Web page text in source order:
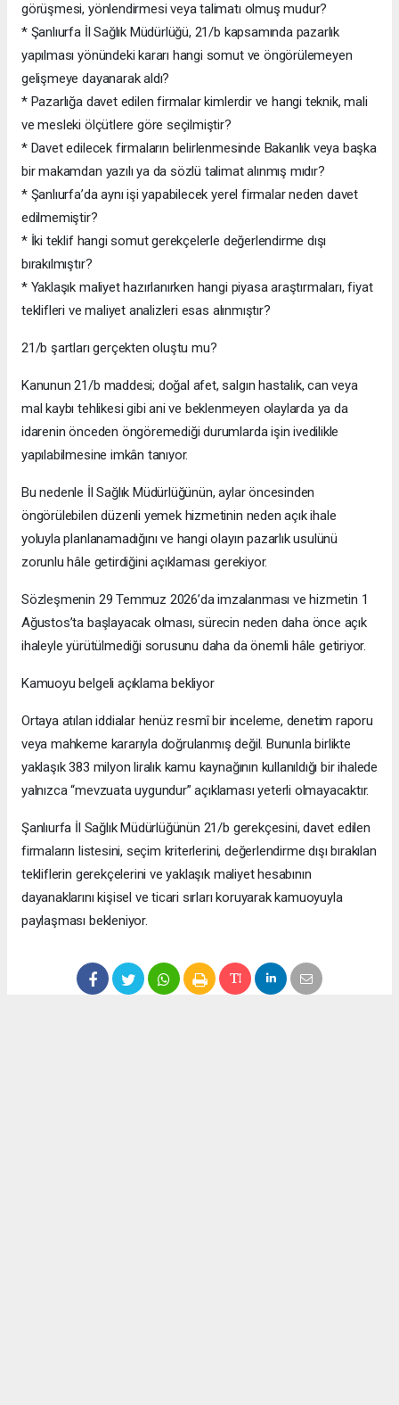
görüşmesi, yönlendirmesi veya talimatı olmuş mudur?
* Şanlıurfa İl Sağlık Müdürlüğü, 21/b kapsamında pazarlık
yapılması yönündeki kararı hangi somut ve öngörülemeyen
gelişmeye dayanarak aldı?
* Pazarlığa davet edilen firmalar kimlerdir ve hangi teknik, mali
ve mesleki ölçütlere göre seçilmiştir?
* Davet edilecek firmaların belirlenmesinde Bakanlık veya başka
bir makamdan yazılı ya da sözlü talimat alınmış mıdır?
* Şanlıurfa’da aynı işi yapabilecek yerel firmalar neden davet
edilmemiştir?
* İki teklif hangi somut gerekçelerle değerlendirme dışı
bırakılmıştır?
* Yaklaşık maliyet hazırlanırken hangi piyasa araştırmaları, fiyat
teklifleri ve maliyet analizleri esas alınmıştır?
21/b şartları gerçekten oluştu mu?
Kanunun 21/b maddesi; doğal afet, salgın hastalık, can veya
mal kaybı tehlikesi gibi ani ve beklenmeyen olaylarda ya da
idarenin önceden öngöremediği durumlarda işin ivedilikle
yapılabilmesine imkân tanıyor.
Bu nedenle İl Sağlık Müdürlüğünün, aylar öncesinden
öngörülebilen düzenli yemek hizmetinin neden açık ihale
yoluyla planlanamadığını ve hangi olayın pazarlık usulünü
zorunlu hâle getirdiğini açıklaması gerekiyor.
Sözleşmenin 29 Temmuz 2026’da imzalanması ve hizmetin 1
Ağustos’ta başlayacak olması, sürecin neden daha önce açık
ihaleyle yürütülmediği sorusunu daha da önemli hâle getiriyor.
Kamuoyu belgeli açıklama bekliyor
Ortaya atılan iddialar henüz resmî bir inceleme, denetim raporu
veya mahkeme kararıyla doğrulanmış değil. Bununla birlikte
yaklaşık 383 milyon liralık kamu kaynağının kullanıldığı bir ihalede
yalnızca “mevzuata uygundur” açıklaması yeterli olmayacaktır.
Şanlıurfa İl Sağlık Müdürlüğünün 21/b gerekçesini, davet edilen
firmaların listesini, seçim kriterlerini, değerlendirme dışı bırakılan
tekliflerin gerekçelerini ve yaklaşık maliyet hesabının
dayanaklarını kişisel ve ticari sırları koruyarak kamuoyuyla
paylaşması bekleniyor.